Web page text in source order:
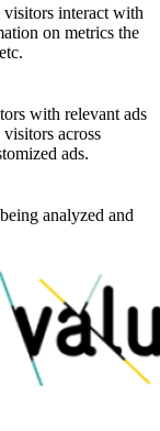
interact with
on metrics the
with relevant ads
across
ads.
analyzed and